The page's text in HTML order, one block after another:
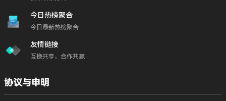
今日热榜聚合
今日最新热榜聚合
友情链接
互换共享，合作共赢
协议与申明